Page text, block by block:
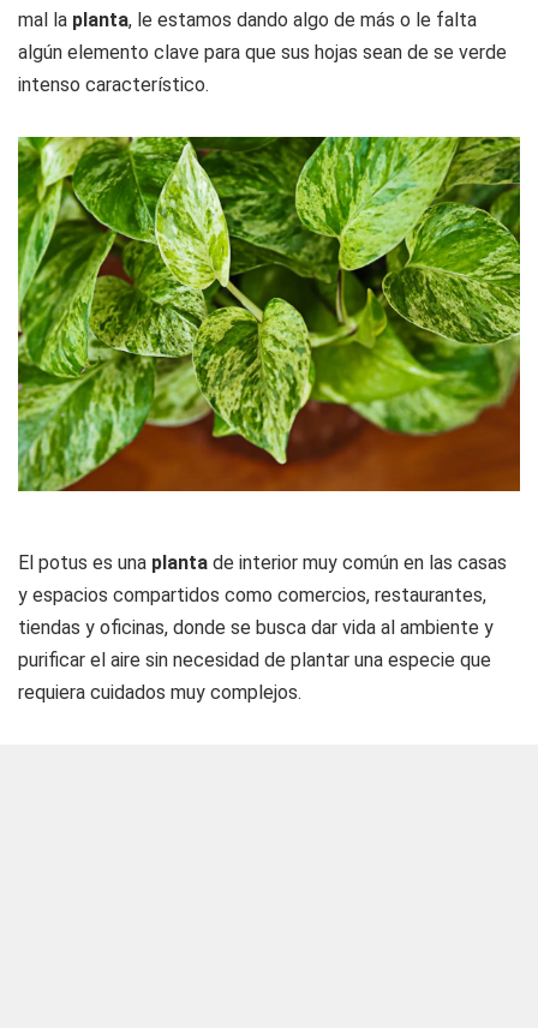
mal la planta, le estamos dando algo de más o le falta
algún elemento clave para que sus hojas sean de se verde
intenso característico.
El potus es una planta de interior muy común en las casas
y espacios compartidos como comercios, restaurantes,
tiendas y oficinas, donde se busca dar vida al ambiente y
purificar el aire sin necesidad de plantar una especie que
requiera cuidados muy complejos.